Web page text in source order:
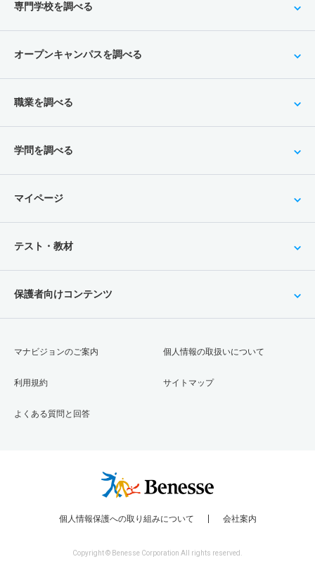
専門学校を調べる
オープンキャンパスを調べる
職業を調べる
学問を調べる
マイページ
テスト・教材
保護者向けコンテンツ
マナビジョンのご案内
利用規約
よくある質問と回答
個人情報の取扱いについて
サイトマップ
個人情報保護への取り組みについて 会社案内
Copyright © Benesse Corporation All rights reserved.